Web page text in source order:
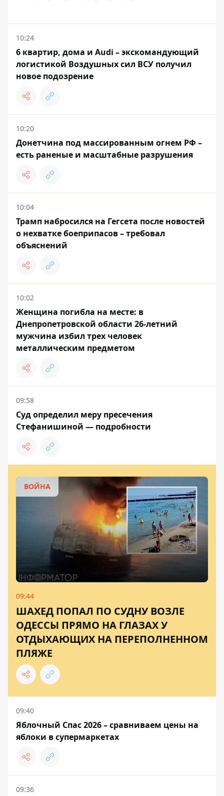
10:24
6 квартир, дома и Audi – экскомандующий
логистикой Воздушных сил ВСУ получил
новое подозрение
10:20
Донетчина под массированным огнем РФ –
есть раненые и масштабные разрушения
10:04
Трамп набросился на Гегсета после новостей
о нехватке боеприпасов – требовал
объяснений
10:02
Женщина погибла на месте: в
Днепропетровской области 26-летний
мужчина избил трех человек
металлическим предметом
09:58
Суд определил меру пресечения
Стефанишиной — подробности
ВОЙНА
09:44
ШАХЕД ПОПАЛ ПО СУДНУ ВОЗЛЕ
ОДЕССЫ ПРЯМО НА ГЛАЗАХ У
ОТДЫХАЮЩИХ НА ПЕРЕПОЛНЕННОМ
ПЛЯЖЕ
09:40
Яблочный Спас 2026 – сравниваем цены на
яблоки в супермаркетах
09:36